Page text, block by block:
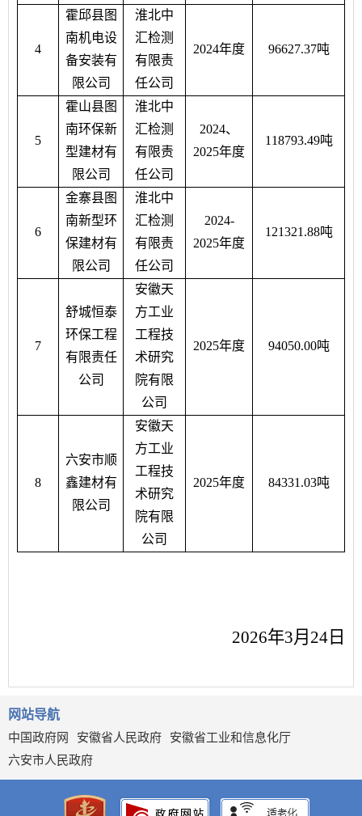
4
霍邱县图
南机电设
备安装有
限公司
淮北中
汇检测
有限责
任公司
2024年度 96627.37吨
5
霍山县图
南环保新
型建材有
限公司
淮北中
汇检测
有限责
任公司
2024、
2025年度
118793.49吨
6
金寨县图
南新型环
保建材有
限公司
淮北中
汇检测
有限责
任公司
2024-
2025年度
121321.88吨
7
舒城恒泰
环保工程
有限责任
公司
安徽天
方工业
工程技
术研究
院有限
公司
2025年度 94050.00吨
8
六安市顺
鑫建材有
限公司
安徽天
方工业
工程技
术研究
院有限
公司
2025年度 84331.03吨
2026年3月 24日
网站导航
中国政府网
安徽省人民政府
安徽省工业和信息化厅
六安市人民政府